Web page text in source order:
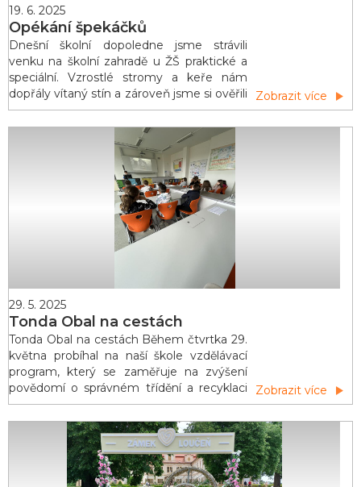
19. 6. 2025
Opékání špekáčků
Dnešní školní dopoledne jsme strávili
venku na školní zahradě u ŽŠ praktické a
speciální. Vzrostlé stromy a keře nám
dopřály vítaný stín a zároveň jsme si ověřili
naši znalost některých listnatých stromů.
Také nás zaujaly budky pro ptáky, které
se v tomto arboretu nacházejí. Uprostřed
zahrady je ohniště, kde jsme si mohli
opéct špekáčky. Byla to dobrota!
Zobrazit více
29. 5. 2025
Tonda Obal na cestách
Tonda Obal na cestách Během čtvrtka 29.
května probíhal na naší škole vzdělávací
program, který se zaměřuje na zvýšení
povědomí o správném třídění a recyklaci
odpadu. Tento program se uskutečnil ve
třech učebnách a zúčastnili se ho všichni
žáci naší školy. „Tonda Obal“ realizoval
čtrnáct pětačtyřicetiminutových besed
s kvalifikovanými lektory. Této bese
Zobrazit více